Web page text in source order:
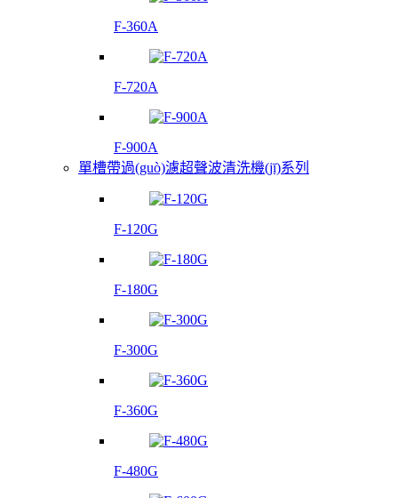
F-360A
F-720A
F-900A
單槽帶過(guò)濾超聲波清洗機(jī)系列
F-120G
F-180G
F-300G
F-360G
F-480G